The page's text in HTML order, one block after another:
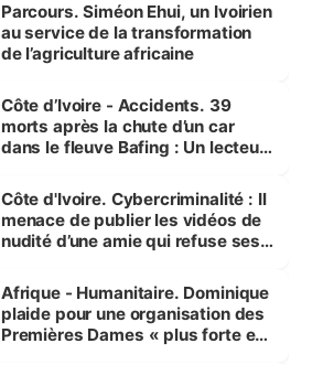
Parcours. Siméon Ehui, un Ivoirien
au service de la transformation
de l’agriculture africaine
Côte d’Ivoire - Accidents. 39
morts après la chute d’un car
dans le fleuve Bafing : Un lecteur
des Transports
Côte d'Ivoire. Cybercriminalité : Il
menace de publier les vidéos de
nudité d’une amie qui refuse ses
Afrique - Humanitaire. Dominique
plaide pour une organisation des
Premières Dames « plus forte et